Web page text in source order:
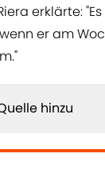
erklärte:
er am
hinzu